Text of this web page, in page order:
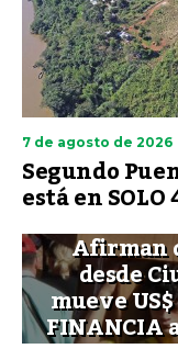
7 de agosto de 2026
Segundo
está en SOLO
Afirman
desde
mueve
FINANCIA